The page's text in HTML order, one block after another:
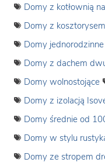
Domy z kotłownią
Domy z kosztorysem
Domy
Domy z dachem
Domy wolnostojące
Domy z izolacją
Domy średnie od
Domy w stylu
Domy ze stropem